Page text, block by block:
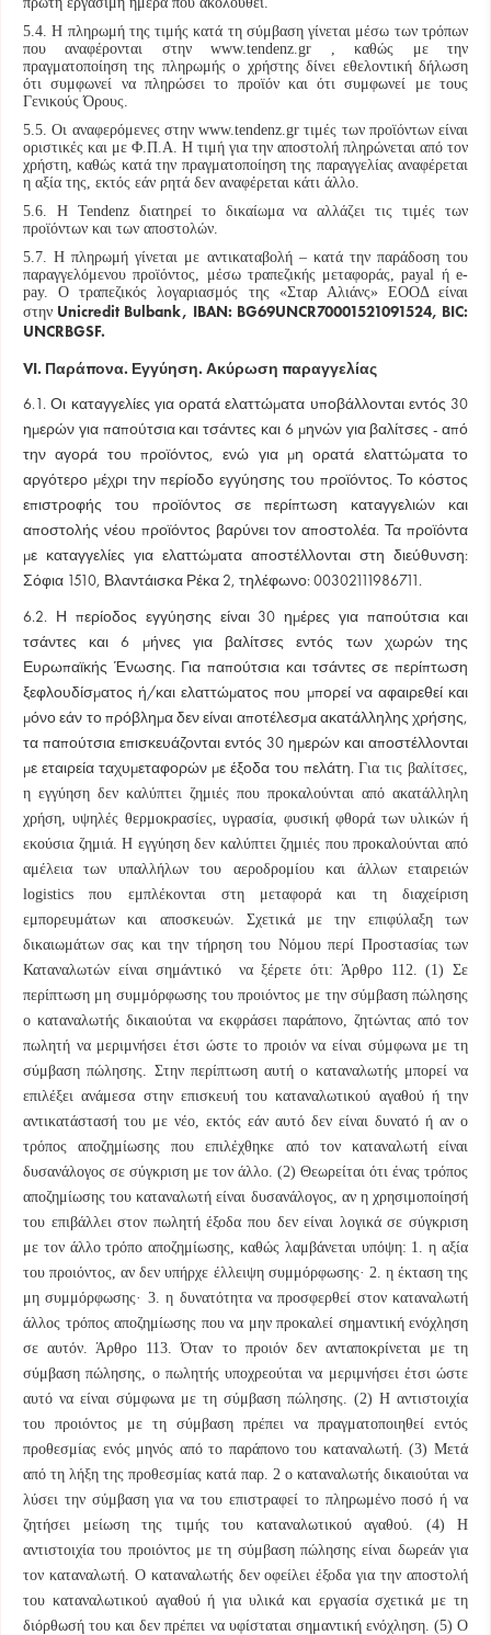
5.4. Η πληρωμή της τιμής κατά τη σύμβαση γίνεται μέσω των τρόπων
που αναφέρονται στην www.tendenz.gr , καθώς με την
πραγματοποίηση της πληρωμής ο χρήστης δίνει εθελοντική δήλωση
ότι συμφωνεί να πληρώσει το προϊόν και ότι συμφωνεί με τους
Γενικούς Όρους.
5.5. Οι αναφερόμενες στην www.tendenz.gr τιμές των προϊόντων είναι
οριστικές και με Φ.Π.Α. Η τιμή για την αποστολή πληρώνεται από τον
χρήστη, καθώς κατά την πραγματοποίηση της παραγγελίας αναφέρεται
η αξία της, εκτός εάν ρητά δεν αναφέρεται κάτι άλλο.
5.6. Η Tendenz διατηρεί το δικαίωμα να αλλάζει τις τιμές των
προϊόντων και των αποστολών.
5.7. Η πληρωμή γίνεται με αντικαταβολή – κατά την παράδοση του
παραγγελόμενου προϊόντος, μέσω τραπεζικής μεταφοράς, payal ή e-
pay. Ο τραπεζικός λογαριασμός της «Σταρ Αλιάνς» ΕΟΟΔ είναι
στην Unicredit Bulbank, IBAN: BG69UNCR70001521091524, BIC:
UNCRBGSF.
VІ. Παράπονα. Εγγύηση. Ακύρωση παραγγελίας
6.1. Οι καταγγελίες για ορατά ελαττώματα υποβάλλονται εντός 30
ημερών για παπούτσια και τσάντες και 6 μηνών για βαλίτσες - από
την αγορά του προϊόντος, ενώ για μη ορατά ελαττώματα το
αργότερο μέχρι την περίοδο εγγύησης του προϊόντος. Το κόστος
επιστροφής του προϊόντος σε περίπτωση καταγγελιών και
αποστολής νέου προϊόντος βαρύνει τον αποστολέα. Τα προϊόντα
με καταγγελίες για ελαττώματα αποστέλλονται στη διεύθυνση:
Σόφια 1510, Βλαντάισκα Ρέκα 2, τηλέφωνο: 00302111986711.
6.2. Η περίοδος εγγύησης είναι 30 ημέρες για παπούτσια και
τσάντες και 6 μήνες για βαλίτσες εντός των χωρών της
Ευρωπαϊκής Ένωσης. Για παπούτσια και τσάντες σε περίπτωση
ξεφλουδίσματος ή/και ελαττώματος που μπορεί να αφαιρεθεί και
μόνο εάν το πρόβλημα δεν είναι αποτέλεσμα ακατάλληλης χρήσης,
τα παπούτσια επισκευάζονται εντός 30 ημερών και αποστέλλονται
με εταιρεία ταχυμεταφορών με έξοδα του πελάτη. Για τις βαλίτσες,
η εγγύηση δεν καλύπτει ζημιές που προκαλούνται από ακατάλληλη
χρήση, υψηλές θερμοκρασίες, υγρασία, φυσική φθορά των υλικών ή
εκούσια ζημιά. Η εγγύηση δεν καλύπτει ζημιές που προκαλούνται από
αμέλεια των υπαλλήλων του αεροδρομίου και άλλων εταιρειών
logistics που εμπλέκονται στη μεταφορά και τη διαχείριση
εμπορευμάτων και αποσκευών. Σχετικά με την επιφύλαξη των
δικαιωμάτων σας και την τήρηση του Νόμου περί Προστασίας των
Καταναλωτών είναι σημάντικό να ξέρετε ότι: Άρθρο 112. (1) Σε
περίπτωση μη συμμόρφωσης του προιόντος με την σύμβαση πώλησης
ο καταναλωτής δικαιούται να εκφράσει παράπονο, ζητώντας από τον
πωλητή να μεριμνήσει έτσι ώστε το προιόν να είναι σύμφωνα με τη
σύμβαση πώλησης. Στην περίπτωση αυτή ο καταναλωτής μπορεί να
επιλέξει ανάμεσα στην επισκευή του καταναλωτικού αγαθού ή την
αντικατάστασή του με νέο, εκτός εάν αυτό δεν είναι δυνατό ή αν ο
τρόπος αποζημίωσης που επιλέχθηκε από τον καταναλωτή είναι
δυσανάλογος σε σύγκριση με τον άλλο. (2) Θεωρείται ότι ένας τρόπος
αποζημίωσης του καταναλωτή είναι δυσανάλογος, αν η χρησιμοποίησή
του επιβάλλει στον πωλητή έξοδα που δεν είναι λογικά σε σύγκριση
με τον άλλο τρόπο αποζημίωσης, καθώς λαμβάνεται υπόψη: 1. η αξία
του προιόντος, αν δεν υπήρχε έλλειψη συμμόρφωσης· 2. η έκταση της
μη συμμόρφωσης· 3. η δυνατότητα να προσφερθεί στον καταναλωτή
άλλος τρόπος αποζημίωσης που να μην προκαλεί σημαντική ενόχληση
σε αυτόν. Άρθρο 113. Όταν το προιόν δεν ανταποκρίνεται με τη
σύμβαση πώλησης, ο πωλητής υποχρεούται να μεριμνήσει έτσι ώστε
αυτό να είναι σύμφωνα με τη σύμβαση πώλησης. (2) Η αντιστοιχία
του προιόντος με τη σύμβαση πρέπει να πραγματοποιηθεί εντός
προθεσμίας ενός μηνός από το παράπονο του καταναλωτή. (3) Μετά
από τη λήξη της προθεσμίας κατά παρ. 2 ο καταναλωτής δικαιούται να
λύσει την σύμβαση για να του επιστραφεί το πληρωμένο ποσό ή να
ζητήσει μείωση της τιμής του καταναλωτικού αγαθού. (4) Η
αντιστοιχία του προιόντος με τη σύμβαση πώλησης είναι δωρεάν για
τον καταναλωτή. Ο καταναλωτής δεν οφείλει έξοδα για την αποστολή
του καταναλωτικού αγαθού ή για υλικά και εργασία σχετικά με τη
διόρθωσή του και δεν πρέπει να υφίσταται σημαντική ενόχληση. (5) Ο